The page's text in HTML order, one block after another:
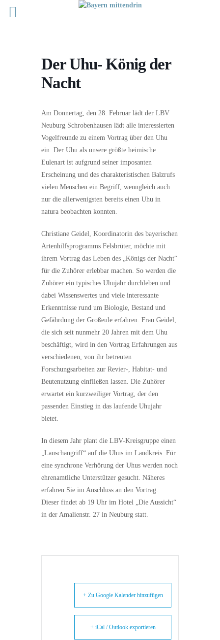
Der Uhu- König der
Nacht
Am Donnertag, den 28. Februar lädt der LBV
Neuburg Schrobenhausen lädt alle interessierten
Vogelfreunde zu einem Vortrag über den Uhu
ein. Der Uhu als unsere größte heimische
Eulenart ist aufgrund seiner imposanten
Erscheinung und des charakteristischen Balzrufs
vielen Menschen ein Begriff, wenngleich auch
nur die allerwenigsten bereits einen Uhu in
natura beobachten konnten.
Christiane Geidel, Koordinatorin des bayerischen
Artenhilfsprogramms Felsbrüter, möchte mit
ihrem Vortrag das Leben des „Königs der Nacht“
für die Zuhörer erlebbar machen. So werden die
Zuhörer ein typisches Uhujahr durchleben und
dabei Wissenswertes und viele interessante
Erkenntnisse rund um Biologie, Bestand und
Gefährdung der Großeule erfahren. Frau Geidel,
die sich seit nunmehr 20 Jahren mit dem Uhu
beschäftigt, wird in den Vortrag Erfahrungen aus
verschiedenen, von ihr betreuten
Forschungsarbeiten zur Revier-, Habitat- und
Beutenutzung einfließen lassen. Die Zuhörer
erwartet ein kurzweiliger Vortrag, der den
passenden Einstieg in das laufende Uhujahr
bietet.
In diesem Jahr plant die LBV-Kreisgruppe einen
„Lauschangriff“ auf die Uhus im Landkreis. Für
eine synchrone Verhörung der Uhus werden noch
ehrenamtliche Unterstützer gesucht. Näheres
erfahren Sie im Anschluss an den Vortrag.
Dieser findet ab 19 Uhr im Hotel „Die Aussicht“
in der Amalienstr. 27 in Neuburg statt.
+ Zu Google Kalender hinzufügen
+ iCal / Outlook exportieren